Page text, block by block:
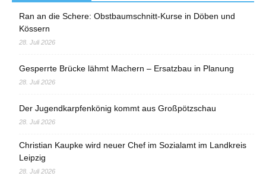
Ran an die Schere: Obstbaumschnitt-Kurse in Döben und
Kössern
28. Juli 2026
Gesperrte Brücke lähmt Machern – Ersatzbau in Planung
28. Juli 2026
Der Jugendkarpfenkönig kommt aus Großpötzschau
28. Juli 2026
Christian Kaupke wird neuer Chef im Sozialamt im Landkreis
Leipzig
28. Juli 2026